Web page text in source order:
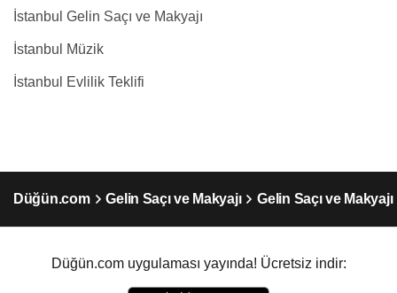
İstanbul Gelin Saçı ve Makyajı
İstanbul Müzik
İstanbul Evlilik Teklifi
Düğün.com Gelin Saçı ve Makyajı Gelin Saçı ve
Düğün.com uygulaması yayında! Ücretsiz indir: